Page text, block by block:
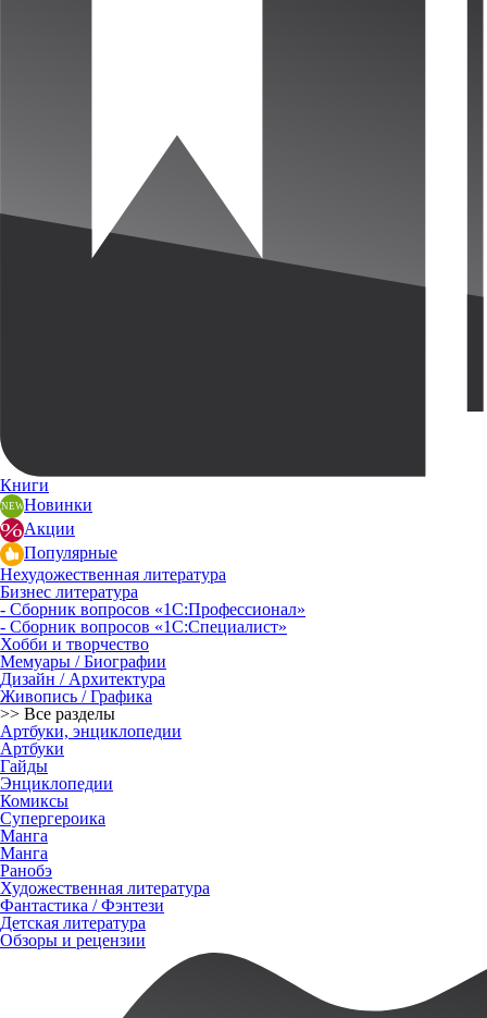
Книги
Новинки
Акции
Популярные
Нехудожественная литература
Бизнес литература
- Сборник вопросов «1С:Профессионал»
- Сборник вопросов «1С:Специалист»
Хобби и творчество
Мемуары / Биографии
Дизайн / Архитектура
Живопись / Графика
>> Все разделы
Артбуки, энциклопедии
Артбуки
Гайды
Энциклопедии
Комиксы
Супергероика
Манга
Манга
Ранобэ
Художественная литература
Фантастика / Фэнтези
Детская литература
Обзоры и рецензии